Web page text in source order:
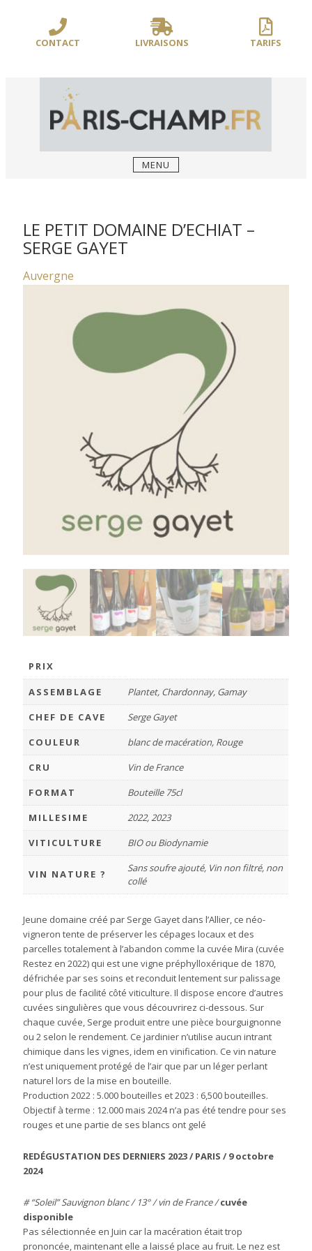
contenuCONTACT LIVRAISONS TARIFS
BOUSSOLE **/
MENU
LE PETIT DOMAINE D’ECHIAT –
SERGE GAYET
Auvergne
PRIX
ASSEMBLAGE
Plantet, Chardonnay, Gamay
CHEF DE CAVE
Serge Gayet
COULEUR
blanc de macération, Rouge
CRU
Vin de France
FORMAT
Bouteille 75cl
MILLESIME
2022, 2023
VITICULTURE
BIO ou Biodynamie
VIN NATURE ?
Sans soufre ajouté, Vin non filtré, non
collé
Jeune domaine créé par Serge Gayet dans l’Allier, ce néo-
vigneron tente de préserver les cépages locaux et des
parcelles totalement à l’abandon comme la cuvée Mira (cuvée
Restez en 2022) qui est une vigne préphylloxérique de 1870,
défrichée par ses soins et reconduit lentement sur palissage
pour plus de facilité côté viticulture. Il dispose encore d’autres
cuvées singulières que vous découvrirez ci-dessous. Sur
chaque cuvée, Serge produit entre une pièce bourguignonne
ou 2 selon le rendement. Ce jardinier n’utilise aucun intrant
chimique dans les vignes, idem en vinification. Ce vin nature
n’est uniquement protégé de l’air que par un léger perlant
naturel lors de la mise en bouteille.
Production 2022 : 5.000 bouteilles et 2023 : 6,500 bouteilles.
Objectif à terme : 12.000 mais 2024 n’a pas été tendre pour ses
rouges et une partie de ses blancs ont gelé
REDÉGUSTATION DES DERNIERS 2023 / PARIS / 9 octobre
2024
# “Soleil” Sauvignon blanc / 13° / vin de France /cuvée
disponible
Pas sélectionnée en Juin car la macération était trop
prononcée, maintenant elle a laissé place au fruit. Le nez est